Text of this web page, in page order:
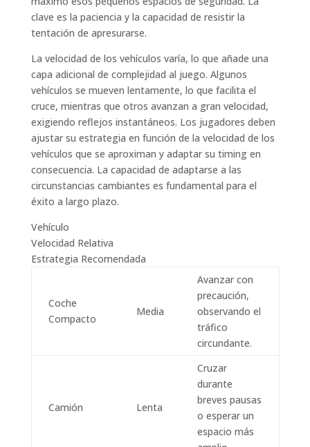
clave es la paciencia y la capacidad de resistir la
tentación de apresurarse.
La velocidad de los vehículos varía, lo que añade una
capa adicional de complejidad al juego. Algunos
vehículos se mueven lentamente, lo que facilita el
cruce, mientras que otros avanzan a gran velocidad,
exigiendo reflejos instantáneos. Los jugadores deben
ajustar su estrategia en función de la velocidad de los
vehículos que se aproximan y adaptar su timing en
consecuencia. La capacidad de adaptarse a las
circunstancias cambiantes es fundamental para el
éxito a largo plazo.
Vehículo
Velocidad Relativa
Estrategia Recomendada
Coche
Compacto
Media
Avanzar con
precaución,
observando el
tráfico
circundante.
Camión Lenta
Cruzar
durante
breves pausas
o esperar un
espacio más